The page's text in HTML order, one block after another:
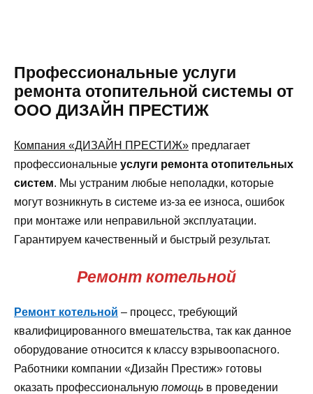
Профессиональные услуги
ремонта отопительной системы от
ООО ДИЗАЙН ПРЕСТИЖ
Компания «ДИЗАЙН ПРЕСТИЖ» предлагает
профессиональные услуги ремонта отопительных
систем. Мы устраним любые неполадки, которые
могут возникнуть в системе из-за ее износа, ошибок
при монтаже или неправильной эксплуатации.
Гарантируем качественный и быстрый результат.
Ремонт котельной
Ремонт котельной – процесс, требующий
квалифицированного вмешательства, так как данное
оборудование относится к классу взрывоопасного.
Работники компании «Дизайн Престиж» готовы
оказать профессиональную помощь в проведении